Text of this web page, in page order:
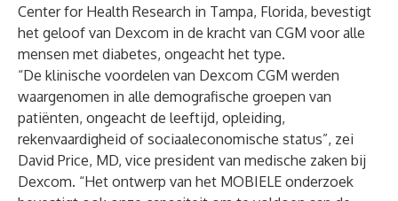
Center for Health Research in Tampa, Florida, bevestigt
het geloof van Dexcom in de kracht van CGM voor alle
mensen met diabetes, ongeacht het type.
“De klinische voordelen van Dexcom CGM werden
waargenomen in alle demografische groepen van
patiënten, ongeacht de leeftijd, opleiding,
rekenvaardigheid of sociaaleconomische status”, zei
David Price, MD, vice president van medische zaken bij
Dexcom. “Het ontwerp van het MOBIELE onderzoek